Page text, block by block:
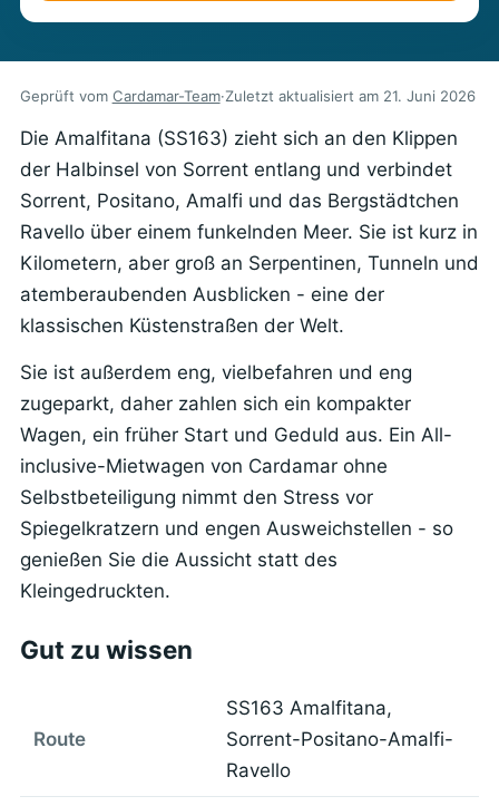
Geprüft vom Cardamar-Team·Zuletzt aktualisiert am 21. Juni 2026
Die Amalfitana (SS163) zieht sich an den Klippen
der Halbinsel von Sorrent entlang und verbindet
Sorrent, Positano, Amalfi und das Bergstädtchen
Ravello über einem funkelnden Meer. Sie ist kurz in
Kilometern, aber groß an Serpentinen, Tunneln und
atemberaubenden Ausblicken - eine der
klassischen Küstenstraßen der Welt.
Sie ist außerdem eng, vielbefahren und eng
zugeparkt, daher zahlen sich ein kompakter
Wagen, ein früher Start und Geduld aus. Ein All-
inclusive-Mietwagen von Cardamar ohne
Selbstbeteiligung nimmt den Stress vor
Spiegelkratzern und engen Ausweichstellen - so
genießen Sie die Aussicht statt des
Kleingedruckten.
Gut zu wissen
Route
SS163 Amalfitana,
Sorrent-Positano-Amalfi-
Ravello